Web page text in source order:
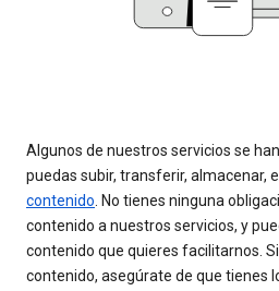
Algunos de nuestros servicios se
puedas subir, transferir, almacenar,
contenido. No tienes ninguna
contenido a nuestros servicios, y
contenido que quieres facilitarnos.
contenido, asegúrate de que tienes